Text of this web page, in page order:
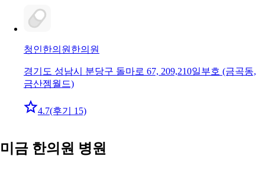
청인한의원 한의원
경기도 성남시 분당구 돌마로 67, 209,210일부호 (금곡동,
금산젬월드)
4.7(후기 15)
미금 한의원 병원